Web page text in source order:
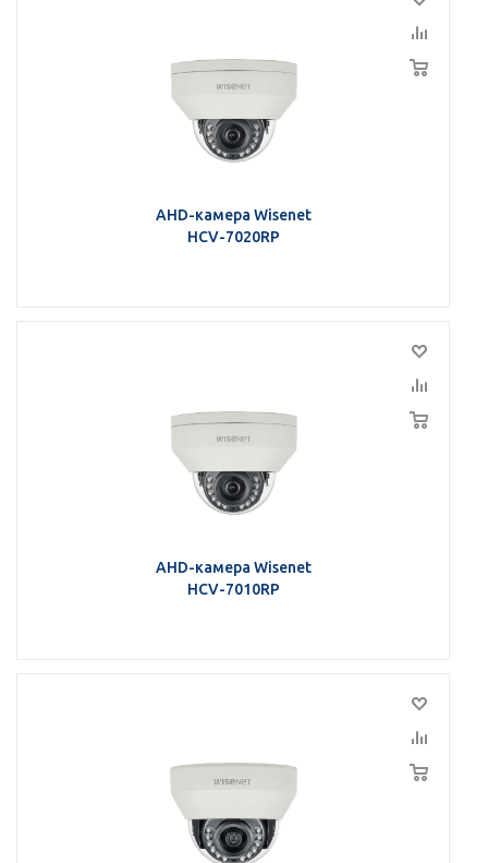
AHD-камера Wisenet
HCV-7020RP
AHD-камера Wisenet
HCV-7010RP